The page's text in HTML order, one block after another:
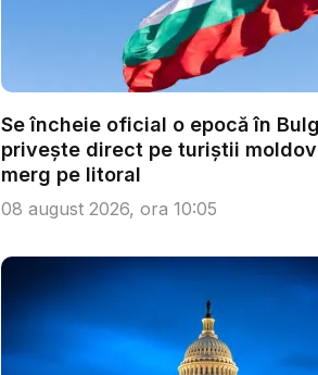
Se încheie oficial o epocă în
privește direct pe turiștii
merg pe litoral
08 august 2026, ora 10:05